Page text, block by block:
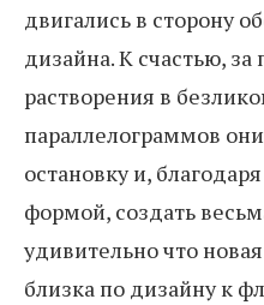
двигались в сторону
дизайна. К счастью,
растворения в
параллелограммов
остановку и,
формой, создать
удивительно что
близка по дизайну к